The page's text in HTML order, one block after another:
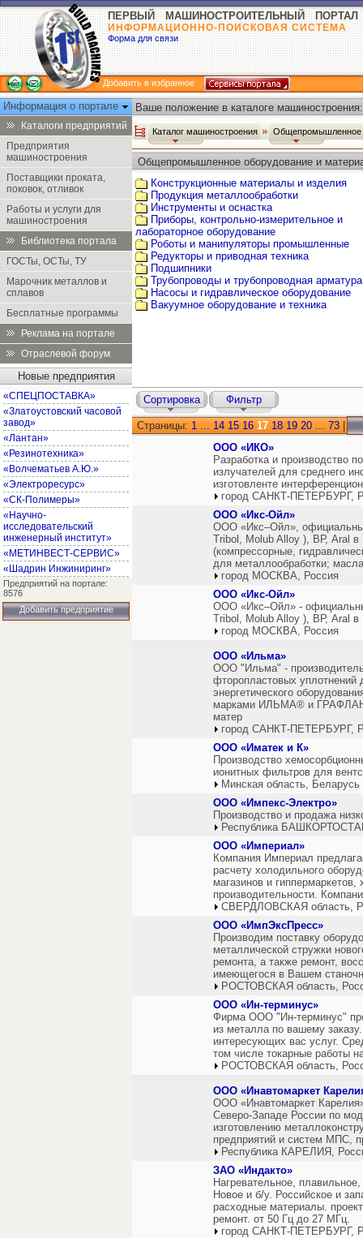
ПЕРВЫЙ МАШИНОСТРОИТЕЛЬНЫЙ ПОРТАЛ
ИНФОРМАЦИОННО-ПОИСКОВАЯ СИСТЕМА
Форма для связи
Добавить в избранное
Информация о портале
Каталоги предприятий
Предприятия
машиностроения
Поставщики проката,
поковок, отливок
Работы и услуги для
машиностроения
Библиотека портала
ГОСТы, ОСТы, ТУ
Марочник металлов и
сплавов
Бесплатные программы
Реклама на портале
Отраслевой форум
Новые предприятия
«СПЕЦПОСТАВКА»
«Златоустовский часовой
завод»
«Лантан»
«Резинотехника»
«Волчематьев А.Ю.»
«Электроресурс»
«СК-Полимеры»
«Научно-
исследовательский
инженерный институт»
«МЕТИНВЕСТ-СЕРВИС»
«Шадрин Инжиниринг»
Предприятий на портале:
8576
Добавить предприятие
Ваше положение в каталоге машиностроения:
Каталог машиностроения Общепромышленное
Общепромышленное оборудование и
Конструкционные материалы и изделия
Продукция металлообработки
Инструменты и оснастка
Приборы, контрольно-измерительное и
лабораторное оборудование
Роботы и манипуляторы промышленные
Редукторы и приводная техника
Подшипники
Трубопроводы и трубопроводная арматура
Насосы и гидравлическое оборудование
Вакуумное оборудование и техника
Сортировка Фильтр
Страницы: 1 ... 14 15 16 17 18 19 20 ... 73
ООО «ИКО»
Разработка и производство
излучателей для среднего
изготовленте
город САНКТ-ПЕТЕРБУРГ,
ООО «Икс-Ойл»
ООО «Икс–Ойл»,
Tribol, Molub Alloy ), ВР, Aral в
(компрессорные,
для металлообработки;
город МОСКВА, Россия
ООО «Икс-Ойл»
ООО «Икс–Ойл» -
Tribol, Molub Alloy ), ВР, Aral в
город МОСКВА, Россия
ООО «Ильма»
ООО "Ильма" -
фторопластовых
энергетического
марками ИЛЬМА® и
матер
город САНКТ-ПЕТЕРБУРГ,
ООО «Иматек и К»
Производство
ионитных фильтров для
Минская область, Беларусь
ООО «Импекс-Электро»
Производство и продажа
Республика
ООО «Империал»
Компания Империал
расчету холодильного
магазинов и
производительности.
СВЕРДЛОВСКАЯ область,
ООО «ИмпЭксПресс»
Производим поставку
металлической стружки
ремонта, а также ремонт,
имеющегося в Вашем
РОСТОВСКАЯ область,
ООО «Ин-терминус»
Фирма ООО "Ин-терминус"
из металла по вашему
интересующих вас услуг.
том числе токарные работы
РОСТОВСКАЯ область,
OOO «Инавтомаркет
ООО «Инавтомаркет
Северо-Западе России по
изготовлению
предприятий и систем МПС,
Республика КАРЕЛИЯ,
ЗАО «Индакто»
Нагревательное,
Новое и б/у. Российское и
расходные материалы.
ремонт. от 50 Гц до 27 МГц.
город САНКТ-ПЕТЕРБУРГ,